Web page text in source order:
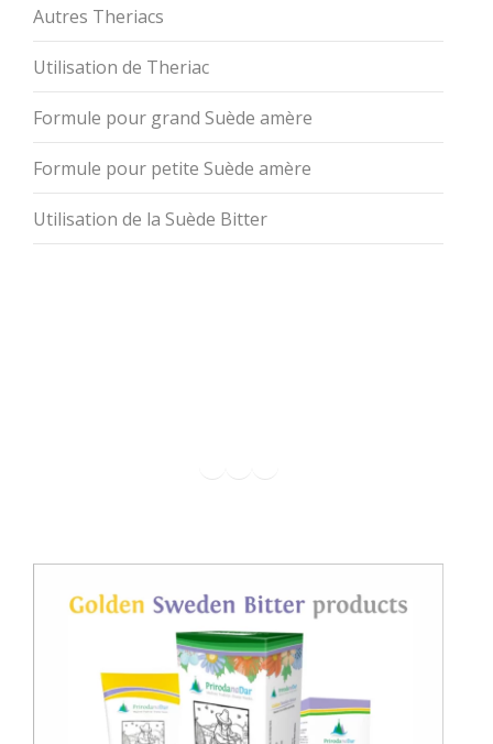
Autres Theriacs
Utilisation de Theriac
Formule pour grand Suède amère
Formule pour petite Suède amère
Utilisation de la Suède Bitter